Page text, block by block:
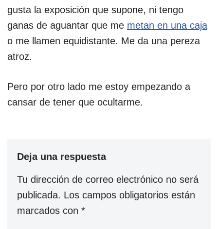
gusta la exposición que supone, ni tengo
ganas de aguantar que me metan en una caja
o me llamen equidistante. Me da una pereza
atroz.
Pero por otro lado me estoy empezando a
cansar de tener que ocultarme.
Deja una respuesta
Tu dirección de correo electrónico no será
publicada. Los campos obligatorios están
marcados con *